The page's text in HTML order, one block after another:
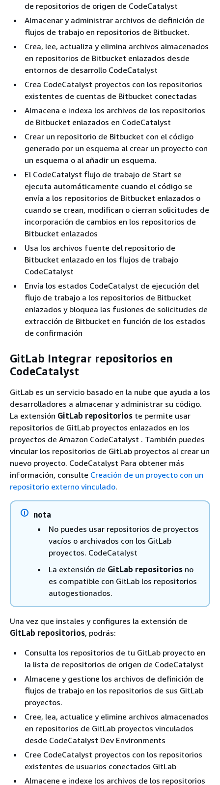
de repositorios de origen de CodeCatalyst
Almacenar y administrar archivos de definición de
flujos de trabajo en repositorios de Bitbucket.
Crea, lee, actualiza y elimina archivos almacenados
en repositorios de Bitbucket enlazados desde
entornos de desarrollo CodeCatalyst
Crea CodeCatalyst proyectos con los repositorios
existentes de cuentas de Bitbucket conectadas
Almacena e indexa los archivos de los repositorios
de Bitbucket enlazados en CodeCatalyst
Crear un repositorio de Bitbucket con el código
generado por un esquema al crear un proyecto con
un esquema o al añadir un esquema.
El CodeCatalyst flujo de trabajo de Start se
ejecuta automáticamente cuando el código se
envía a los repositorios de Bitbucket enlazados o
cuando se crean, modifican o cierran solicitudes de
incorporación de cambios en los repositorios de
Bitbucket enlazados
Usa los archivos fuente del repositorio de
Bitbucket enlazado en los flujos de trabajo
CodeCatalyst
Envía los estados CodeCatalyst de ejecución del
flujo de trabajo a los repositorios de Bitbucket
enlazados y bloquea las fusiones de solicitudes de
extracción de Bitbucket en función de los estados
de confirmación
GitLab Integrar repositorios en
CodeCatalyst
GitLab es un servicio basado en la nube que ayuda a los
desarrolladores a almacenar y administrar su código.
La extensión GitLab repositorios te permite usar
repositorios de GitLab proyectos enlazados en los
proyectos de Amazon CodeCatalyst . También puedes
vincular los repositorios de GitLab proyectos al crear un
nuevo proyecto. CodeCatalyst Para obtener más
información, consulte Creación de un proyecto con un
repositorio externo vinculado.
nota
No puedes usar repositorios de proyectos
vacíos o archivados con los GitLab
proyectos. CodeCatalyst
La extensión de GitLab repositorios no
es compatible con GitLab los repositorios
autogestionados.
Una vez que instales y configures la extensión de
GitLab repositorios, podrás:
Consulta los repositorios de tu GitLab proyecto en
la lista de repositorios de origen de CodeCatalyst
Almacene y gestione los archivos de definición de
flujos de trabajo en los repositorios de sus GitLab
proyectos.
Cree, lea, actualice y elimine archivos almacenados
en repositorios de GitLab proyectos vinculados
desde CodeCatalyst Dev Environments
Cree CodeCatalyst proyectos con los repositorios
existentes de usuarios conectados GitLab
Almacene e indexe los archivos de los repositorios